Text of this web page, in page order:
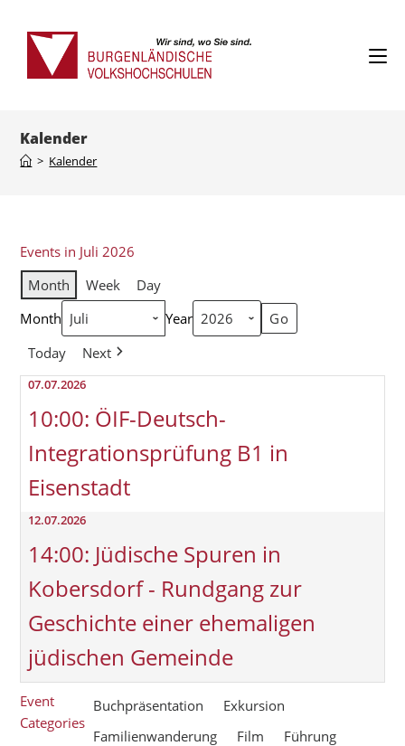
Kalender
> Kalender
Events in Juli 2026
Month
Week
Day
Month
Year
Today
Next
07.07.2026
10:00: ÖIF-Deutsch-
Integrationsprüfung B1 in
Eisenstadt
12.07.2026
14:00: Jüdische Spuren in
Kobersdorf - Rundgang zur
Geschichte einer ehemaligen
jüdischen Gemeinde
Event
Categories
Buchpräsentation
Exkursion
Familienwanderung
Film
Führung